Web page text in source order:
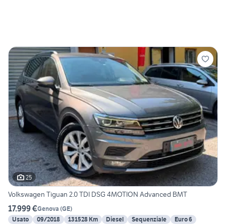
25
Volkswagen Tiguan 2.0 TDI DSG 4MOTION Advanced BMT
17.999 €Genova (GE)
Usato
09/2018 131528 Km Diesel Sequenziale
Euro 6